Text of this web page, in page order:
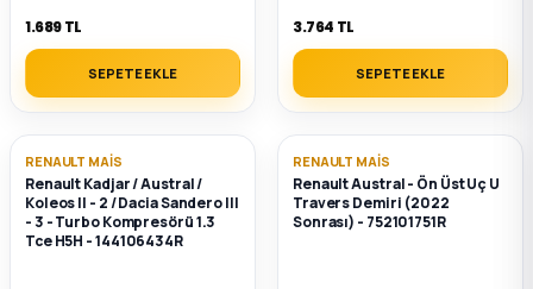
1.689 TL
SEPETE EKLE
3.764 TL
SEPETE EKLE
RENAULT MAIS
Renault Kadjar / Austral /
Koleos II - 2 / Dacia Sandero III
- 3 - Turbo Kompresörü 1.3
Tce H5H - 144106434R
RENAULT MAIS
Renault Austral - Ön Üst Uç U
Travers Demiri (2022
Sonrası) - 752101751R